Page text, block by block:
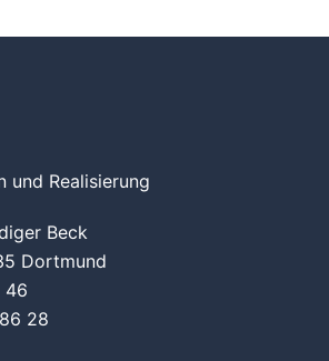
und Realisierung
Beck
Dortmund
46
28